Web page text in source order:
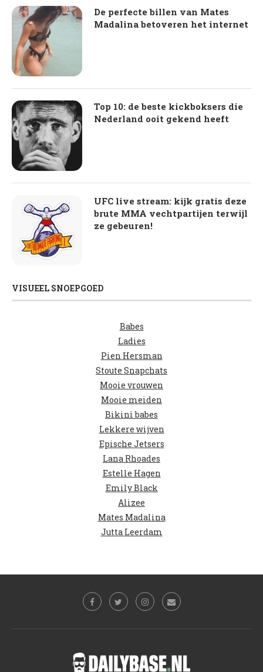
De perfecte billen van Mates
Madalina betoveren het internet
Top 10: de beste kickboksers die
Nederland ooit gekend heeft
UFC live stream: kijk gratis deze
brute MMA vechtpartijen terwijl
ze gebeuren!
VISUEEL SNOEPGOED
Babes
Ladies
Pien Hersman
Stoute Snapchats
Mooie vrouwen
Mooie meiden
Bikini babes
Lekkere wijven
Epische Jetsers
Lana Rhoades
Estelle Hagen
Emily Black
Alizee
Mates Madalina
Jutta Leerdam